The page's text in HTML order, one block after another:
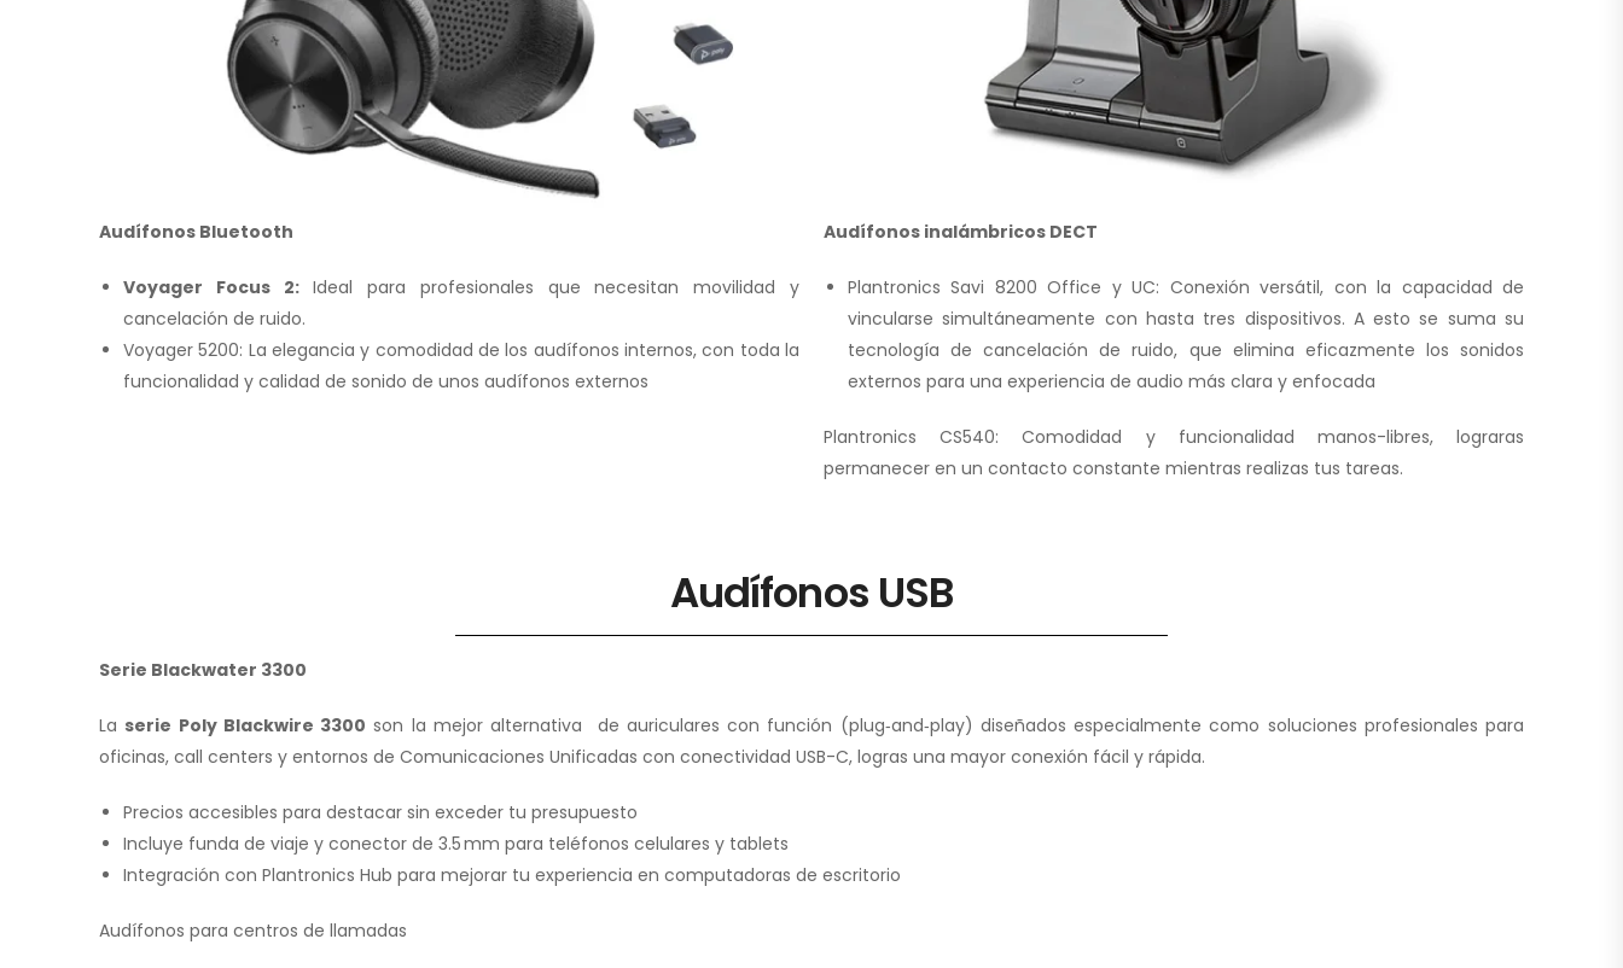
Audífonos Bluetooth
Voyager Focus 2:Ideal para profesionales que necesitan movilidad y
cancelación de ruido.
Voyager 5200: La elegancia y comodidad de los audífonos internos, con toda la
funcionalidad y calidad de sonido de unos audífonos externos
Audífonos inalámbricos DECT
Plantronics Savi 8200 Office y UC: Conexión versátil, con la capacidad de
vincularse simultáneamente con hasta tres dispositivos. A esto se suma su
tecnología de cancelación de ruido, que elimina eficazmente los sonidos
externos para una experiencia de audio más clara y enfocada
Plantronics CS540: Comodidad y funcionalidad manos-libres, lograras
permanecer en un contacto constante mientras realizas tus tareas.
Audífonos USB
Serie Blackwater 3300
La serie Poly Blackwire 3300 son la mejor alternativa de auriculares con función (plug‑and‑play) diseñados especialmente como soluciones profesionales para
oficinas, call centers y entornos de Comunicaciones Unificadas con conectividad USB-C, logras una mayor conexión fácil y rápida.
Precios accesibles para destacar sin exceder tu presupuesto
Incluye funda de viaje y conector de 3.5 mm para teléfonos celulares y tablets
Integración con Plantronics Hub para mejorar tu experiencia en computadoras de escritorio
Audífonos para centros de llamadas